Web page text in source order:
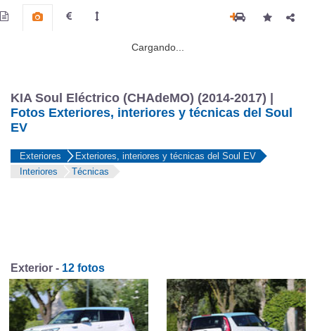
KIA Soul Eléctrico (CHAdeMO) (2014-2017) |
Fotos Exteriores, interiores y técnicas del Soul
EV
Exteriores
Exteriores, interiores y técnicas del Soul EV
Interiores
Técnicas
Exterior - 12 fotos